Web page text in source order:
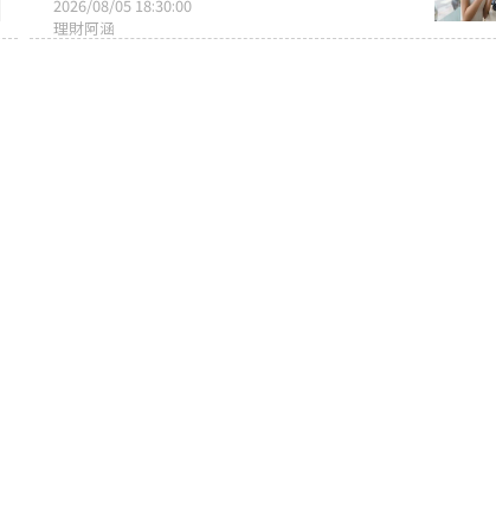
2026/08/05 18:30:00
理財阿涵